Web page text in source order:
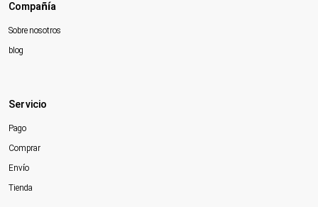
Compañía
Sobre nosotros
blog
Servicio
Pago
Comprar
Envío
Tienda